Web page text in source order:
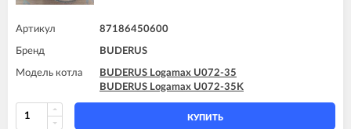
Артикул 87186450600
Бренд BUDERUS
Модель котла
BUDERUS Logamax U072-35
BUDERUS Logamax U072-35K
КУПИТЬ